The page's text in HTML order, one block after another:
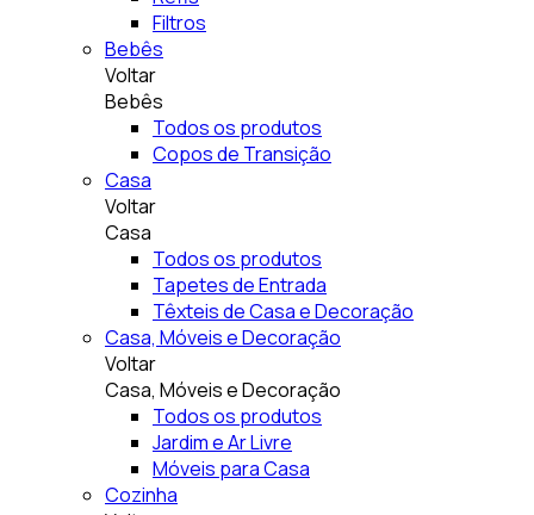
Filtros
Bebês
Voltar
Bebês
Todos os produtos
Copos de Transição
Casa
Voltar
Casa
Todos os produtos
Tapetes de Entrada
Têxteis de Casa e Decoração
Casa, Móveis e Decoração
Voltar
Casa, Móveis e Decoração
Todos os produtos
Jardim e Ar Livre
Móveis para Casa
Cozinha